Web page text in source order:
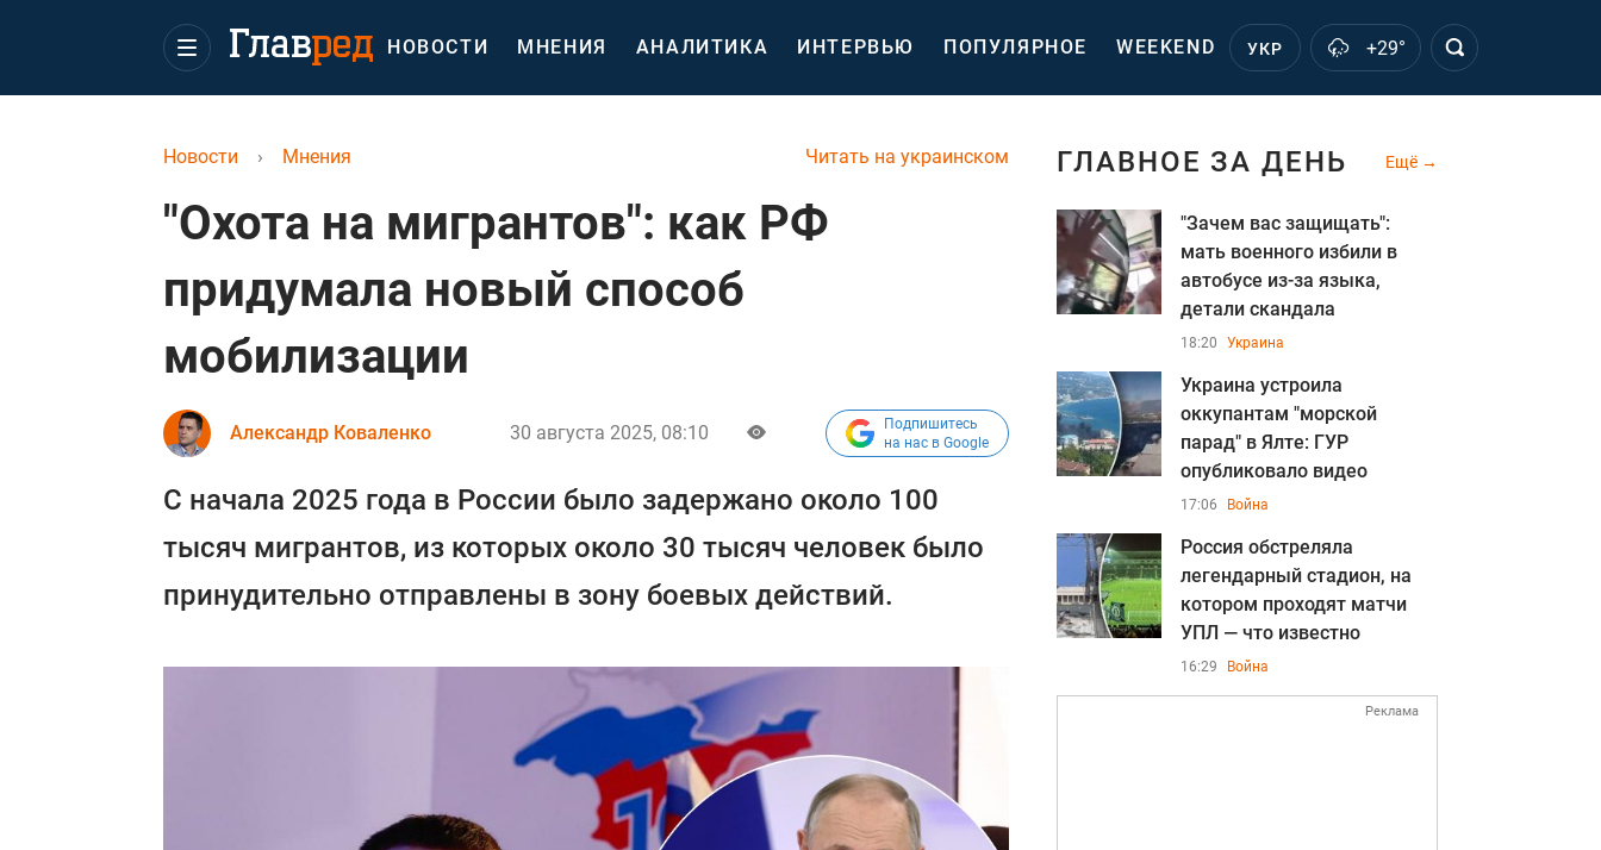
НОВОСТИ МНЕНИЯ АНАЛИТИКА ИНТЕРВЬЮ ПОПУЛЯРНОЕ WEEKEND УКР +29°
Читать на украинском
Новости › Мнения
"Охота на мигрантов": как РФ
придумала новый способ
мобилизации
Александр Коваленко 30 августа 2025, 08:10
Подпишитесь
на нас в Google
С начала 2025 года в России было задержано около 100
тысяч мигрантов, из которых около 30 тысяч человек было
принудительно отправлены в зону боевых действий.
ГЛАВНОЕ ЗА ДЕНЬ Ещё
"Зачем вас защищать":
мать военного избили в
автобусе из-за языка,
детали скандала
18:20 Украина
Украина устроила
оккупантам "морской
парад" в Ялте: ГУР
опубликовало видео
17:06 Война
Россия обстреляла
легендарный стадион, на
котором проходят матчи
УПЛ — что известно
16:29 Война
Реклама